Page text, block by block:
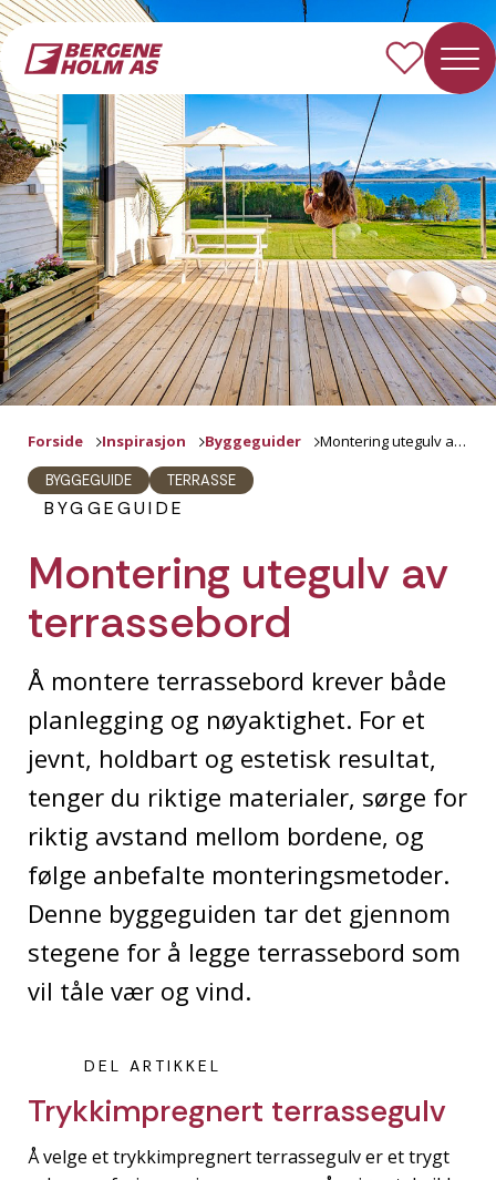
Forside Inspirasjon Byggeguider Montering utegulv av terrassebord
BYGGEGUIDE TERRASSE
BYGGEGUIDE
Montering utegulv av
terrassebord
Å montere terrassebord krever både
planlegging og nøyaktighet. For et
jevnt, holdbart og estetisk resultat,
tenger du riktige materialer, sørge for
riktig avstand mellom bordene, og
følge anbefalte monteringsmetoder.
Denne byggeguiden tar det gjennom
stegene for å legge terrassebord som
vil tåle vær og vind.
DEL ARTIKKEL
Trykkimpregnert terrassegulv
Å velge et trykkimpregnert terrassegulv er et trygt